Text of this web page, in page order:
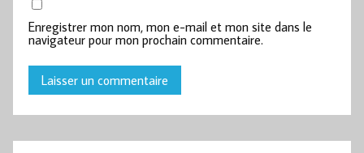
Enregistrer mon nom, mon e-mail et mon site dans le
navigateur pour mon prochain commentaire.